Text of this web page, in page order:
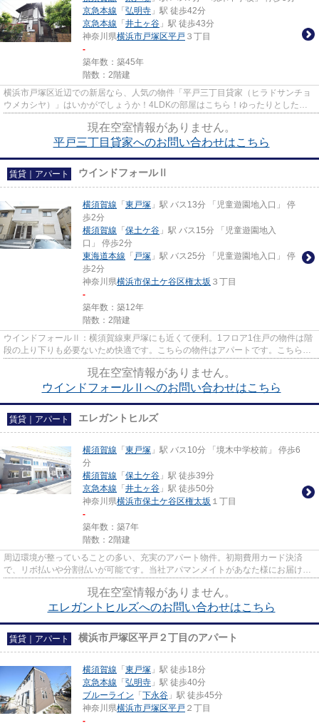
京急本線 「 弘明寺 」駅 徒歩42分
京急本線 「 井土ヶ谷 」駅 徒歩43分
神奈川県横浜市戸塚区平戸 ３丁目
-
築年数：築45年
階数：2階建
横浜市戸塚区近辺での新居なら、人気の物件「平戸三丁目貸家（ヒラドサンチョ
ウメカシヤ）」はいかがでしょうか！4LDKの部屋はこちら！ゆったりとした空
現在空室情報がありません。
平戸三丁目貸家へのお問い合わせはこちら
賃貸｜アパート ウインドフォールⅡ
横須賀線 「 東戸塚 」駅 バス13分 「児童遊園地入口」 停
歩2分
横須賀線 「 保土ケ谷 」駅 バス15分 「児童遊園地入
口」 停歩2分
東海道本線 「 戸塚 」駅 バス25分 「児童遊園地入口」 停
歩2分
神奈川県横浜市保土ケ谷区権太坂 ３丁目
-
築年数：築12年
階数：2階建
ウインドフォールⅡ：横須賀線東戸塚にも近くて便利。1フロア1住戸の物件は階
段の上り下りも必要ないため快適です。こちらの物件はアパートです。こちらの
現在空室情報がありません。
ウインドフォールⅡへのお問い合わせはこちら
賃貸｜アパート エレガントヒルズ
横須賀線 「 東戸塚 」駅 バス10分 「境木中学校前」 停歩6
分
横須賀線 「 保土ケ谷 」駅 徒歩39分
京急本線 「 井土ヶ谷 」駅 徒歩50分
神奈川県横浜市保土ケ谷区権太坂 １丁目
-
築年数：築7年
階数：2階建
周辺環境が整っていることの多い、充実のアパート物件。初期費用カード決済
で、リボ払いや分割払いが可能です。当社アパマンメイトがあなた様にお届けし
現在空室情報がありません。
エレガントヒルズへのお問い合わせはこちら
賃貸｜アパート 横浜市戸塚区平戸２丁目のアパート
横須賀線 「 東戸塚 」駅 徒歩18分
京急本線 「 弘明寺 」駅 徒歩40分
ブルーライン 「 下永谷 」駅 徒歩45分
神奈川県横浜市戸塚区平戸 ２丁目
-